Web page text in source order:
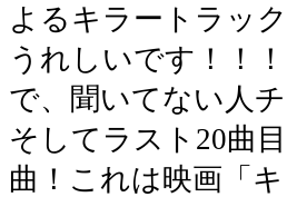
よるキラートラッ
うれしいです！！
で、聞いてない人チ
そしてラスト20曲
曲！これは映画「